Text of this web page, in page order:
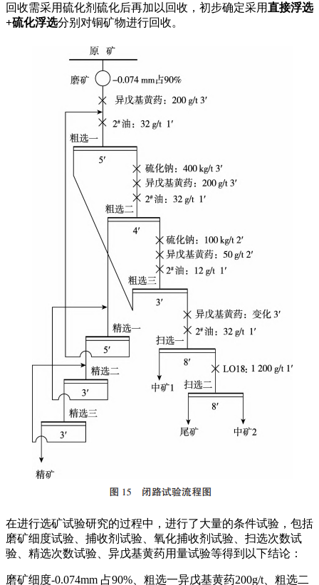
回收需采用硫化剂硫化后再加以回收，初步确定采用直接浮选
+硫化浮选分别对铜矿物进行回收。
在进行选矿试验研究的过程中，进行了大量的条件试验，包括
磨矿细度试验、捕收剂试验、氧化捕收剂试验、扫选次数试
验、精选次数试验、异戊基黄药用量试验等得到以下结论：
磨矿细度-0.074mm 占90%、粗选一异戊基黄药200g/t、粗选二